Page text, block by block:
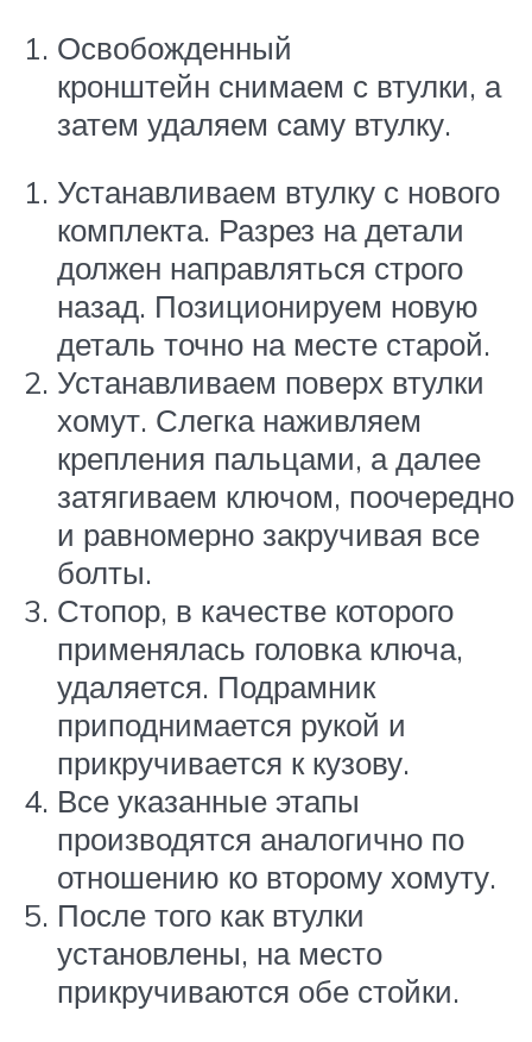
Освобожденный
кронштейн снимаем с втулки, а
затем удаляем саму втулку.
Устанавливаем втулку с нового
комплекта. Разрез на детали
должен направляться строго
назад. Позиционируем новую
деталь точно на месте старой.
Устанавливаем поверх втулки
хомут. Слегка наживляем
крепления пальцами, а далее
затягиваем ключом, поочередно
и равномерно закручивая все
болты.
Стопор, в качестве которого
применялась головка ключа,
удаляется. Подрамник
приподнимается рукой и
прикручивается к кузову.
Все указанные этапы
производятся аналогично по
отношению ко второму хомуту.
После того как втулки
установлены, на место
прикручиваются обе стойки.